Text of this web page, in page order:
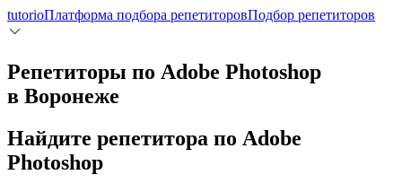
tutorioПлатформа подбора репетиторовПодбор репетиторов
Репетиторы по Adobe Photoshop
в Воронеже
Найдите репетитора по Adobe
Photoshop